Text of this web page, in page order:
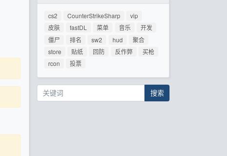
cs2 CounterStrikeSharp
vip
皮肤
fastDL 菜单 音乐
开发
僵尸
排名 sw2 hud
聚合
store
贴纸 回防 反作弊
买枪
rcon
投票
搜索